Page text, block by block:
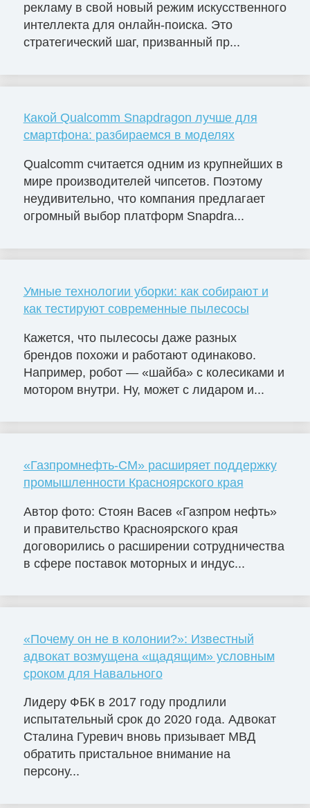
рекламу в свой новый режим искусственного
интеллекта для онлайн-поиска. Это
стратегический шаг, призванный пр...
Какой Qualcomm Snapdragon лучше для
смартфона: разбираемся в моделях
Qualcomm считается одним из крупнейших в
мире производителей чипсетов. Поэтому
неудивительно, что компания предлагает
огромный выбор платформ Snapdra...
Умные технологии уборки: как собирают и
как тестируют современные пылесосы
Кажется, что пылесосы даже разных
брендов похожи и работают одинаково.
Например, робот — «шайба» с колесиками и
мотором внутри. Ну, может с лидаром и...
«Газпромнефть-СМ» расширяет поддержку
промышленности Красноярского края
Автор фото: Стоян Васев «Газпром нефть»
и правительство Красноярского края
договорились о расширении сотрудничества
в сфере поставок моторных и индус...
«Почему он не в колонии?»: Известный
адвокат возмущена «щадящим» условным
сроком для Навального
Лидеру ФБК в 2017 году продлили
испытательный срок до 2020 года. Адвокат
Сталина Гуревич вновь призывает МВД
обратить пристальное внимание на
персону...